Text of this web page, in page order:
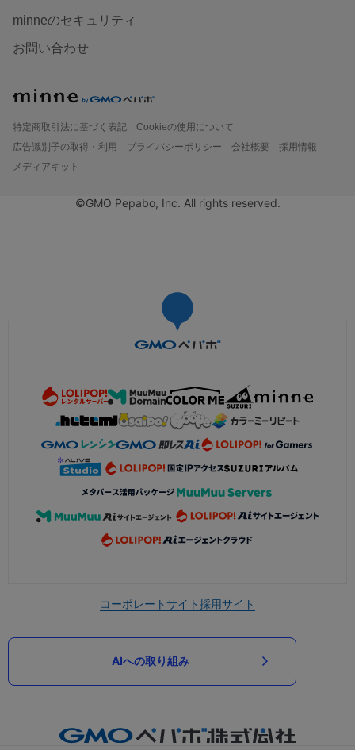
minneのセキュリティ
お問い合わせ
特定商取引法に基づく表記
Cookieの使用について
広告識別子の取得・利用
プライバシーポリシー 会社概要
採用情報
メディアキット
©GMO Pepabo, Inc. All rights reserved.
コーポレートサイト採用サイト
AIへの取り組み